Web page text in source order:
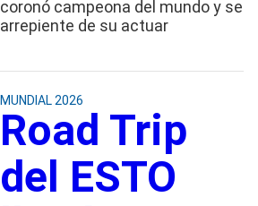
coronó campeona del mundo y se
arrepiente de su actuar
MUNDIAL 2026
Road Trip
del ESTO